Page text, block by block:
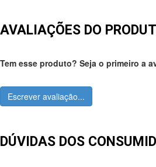
AVALIAÇÕES DO
Tem esse produto? Seja o primeiro a
Escrever avaliação...
DÚVIDAS DOS